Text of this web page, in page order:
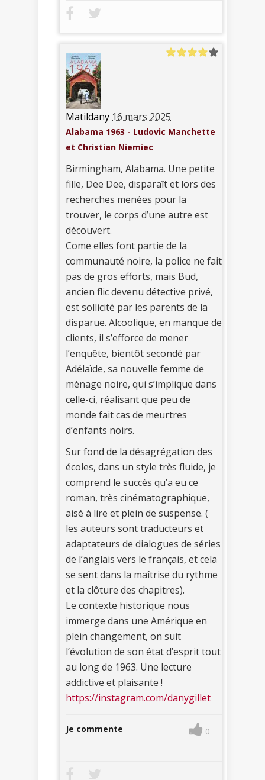
Matildany 16 mars 2025
Alabama 1963 - Ludovic Manchette
et Christian Niemiec
Birmingham, Alabama. Une petite
fille, Dee Dee, disparaît et lors des
recherches menées pour la
trouver, le corps d’une autre est
découvert.
Come elles font partie de la
communauté noire, la police ne fait
pas de gros efforts, mais Bud,
ancien flic devenu détective privé,
est sollicité par les parents de la
disparue. Alcoolique, en manque de
clients, il s’efforce de mener
l’enquête, bientôt secondé par
Adélaïde, sa nouvelle femme de
ménage noire, qui s’implique dans
celle-ci, réalisant que peu de
monde fait cas de meurtres
d’enfants noirs.
Sur fond de la désagrégation des
écoles, dans un style très fluide, je
comprend le succès qu’a eu ce
roman, très cinématographique,
aisé à lire et plein de suspense. (
les auteurs sont traducteurs et
adaptateurs de dialogues de séries
de l’anglais vers le français, et cela
se sent dans la maîtrise du rythme
et la clôture des chapitres).
Le contexte historique nous
immerge dans une Amérique en
plein changement, on suit
l’évolution de son état d’esprit tout
au long de 1963. Une lecture
addictive et plaisante !
https://instagram.com/danygillet
Je commente 0